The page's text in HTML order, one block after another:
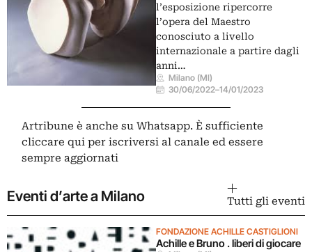
l’esposizione ripercorre
l’opera del Maestro
conosciuto a livello
internazionale a partire dagli
anni…
Milano (MI)
30/06/2022–14/01/2023
Artribune è anche su Whatsapp. È sufficiente
cliccare qui per iscriversi al canale ed essere
sempre aggiornati
Eventi d’arte a Milano Tutti gli eventi
FONDAZIONE ACHILLE CASTIGLIONI
Achille e Bruno . liberi di giocare